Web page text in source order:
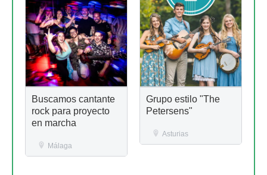
Buscamos cantante
rock para proyecto
en marcha
Málaga
Grupo estilo "The
Petersens"
Asturias